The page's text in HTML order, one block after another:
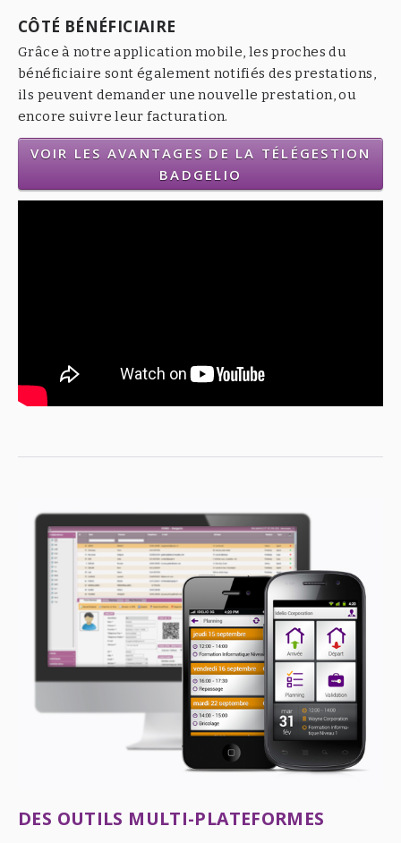
CÔTÉ BÉNÉFICIAIRE
Grâce à notre application mobile, les proches du
bénéficiaire sont également notifiés des prestations,
ils peuvent demander une nouvelle prestation, ou
encore suivre leur facturation.
VOIR LES AVANTAGES DE LA TÉLÉGESTION
BADGELIO
DES OUTILS MULTI-PLATEFORMES